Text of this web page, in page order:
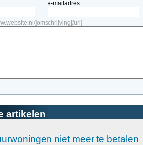
e-mailadres:
]omschrijving[/url]
artikelen
niet meer te betalen